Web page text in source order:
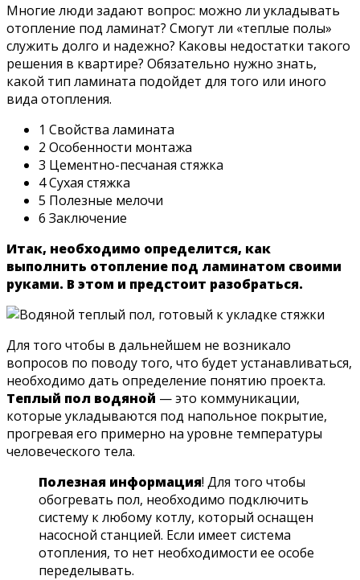
Многие люди задают вопрос: можно ли укладывать
отопление под ламинат? Смогут ли «теплые полы»
служить долго и надежно? Каковы недостатки такого
решения в квартире? Обязательно нужно знать,
какой тип ламината подойдет для того или иного
вида отопления.
1 Свойства ламината
2 Особенности монтажа
3 Цементно-песчаная стяжка
4 Сухая стяжка
5 Полезные мелочи
6 Заключение
Итак, необходимо определится, как
выполнить отопление под ламинатом своими
руками. В этом и предстоит разобраться.
Для того чтобы в дальнейшем не возникало
вопросов по поводу того, что будет устанавливаться,
необходимо дать определение понятию проекта.
Теплый пол водяной — это коммуникации,
которые укладываются под напольное покрытие,
прогревая его примерно на уровне температуры
человеческого тела.
Полезная информация! Для того чтобы
обогревать пол, необходимо подключить
систему к любому котлу, который оснащен
насосной станцией. Если имеет система
отопления, то нет необходимости ее особе
переделывать.